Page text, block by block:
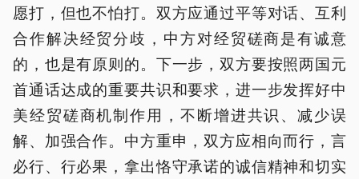
愿打，但也不怕打。双方应通过平等对话、互利
合作解决经贸分歧，中方对经贸磋商是有诚意
的，也是有原则的。下一步，双方要按照两国元
首通话达成的重要共识和要求，进一步发挥好中
美经贸磋商机制作用，不断增进共识、减少误
解、加强合作。中方重申，双方应相向而行，言
必行、行必果，拿出恪守承诺的诚信精神和切实